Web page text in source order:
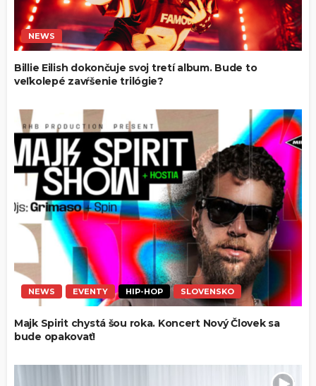
NEWS
Billie Eilish dokončuje svoj tretí album. Bude to
veľkolepé zavŕšenie trilógie?
NEWS EVENTY HIP-HOP SLOVENSKO
Majk Spirit chystá šou roka. Koncert Nový Človek sa
bude opakovať!